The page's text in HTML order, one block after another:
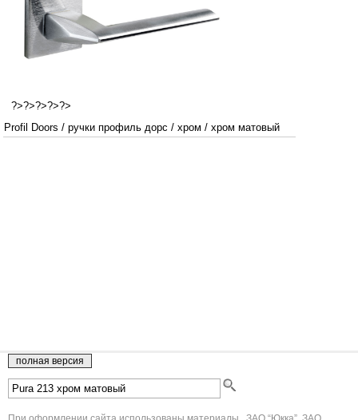
?>?>?>?>?>
Profil Doors / ручки профиль дорс / хром / хром матовый